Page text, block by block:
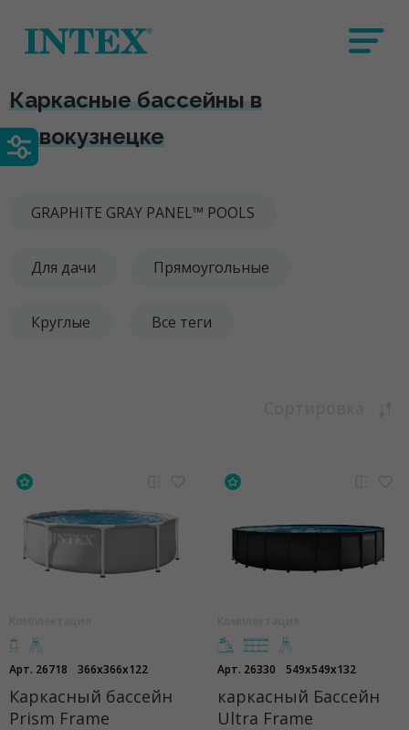
Каркасные бассейны в
Новокузнецке
GRAPHITE GRAY PANEL™ POOLS
Для дачи Прямоугольные
Круглые Все теги
Арт. 26718 366x366x122
Каркасный бассейн
Prism Frame
Арт. 26330 549x549x132
каркасный Бассейн
Ultra Frame